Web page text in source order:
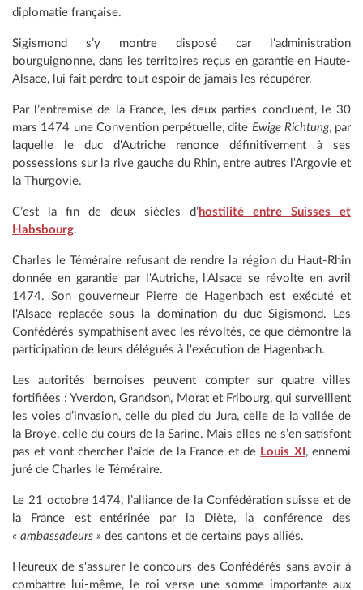
diplomatie française.
Sigismond s’y montre disposé car l'administration
bourguignonne, dans les territoires reçus en garantie en Haute-
Alsace, lui fait perdre tout espoir de jamais les récupérer.
Par l’entremise de la France, les deux parties concluent, le 30
mars 1474 une Convention perpétuelle, dite Ewige Richtung, par
laquelle le duc d'Autriche renonce définitivement à ses
possessions sur la rive gauche du Rhin, entre autres l'Argovie et
la Thurgovie.
C’est la fin de deux siècles d’hostilité entre Suisses et
Habsbourg.
Charles le Téméraire refusant de rendre la région du Haut-Rhin
donnée en garantie par l'Autriche, l'Alsace se révolte en avril
1474. Son gouverneur Pierre de Hagenbach est exécuté et
l'Alsace replacée sous la domination du duc Sigismond. Les
Confédérés sympathisent avec les révoltés, ce que démontre la
participation de leurs délégués à l'exécution de Hagenbach.
Les autorités bernoises peuvent compter sur quatre villes
fortifiées : Yverdon, Grandson, Morat et Fribourg, qui surveillent
les voies d’invasion, celle du pied du Jura, celle de la vallée de
la Broye, celle du cours de la Sarine. Mais elles ne s’en satisfont
pas et vont chercher l'aide de la France et de Louis XI , ennemi
juré de Charles le Téméraire.
Le 21 octobre 1474, l’alliance de la Confédération suisse et de
la France est entérinée par la Diète, la conférence des
« ambassadeurs » des cantons et de certains pays alliés.
Heureux de s'assurer le concours des Confédérés sans avoir à
combattre lui-même, le roi verse une somme importante aux